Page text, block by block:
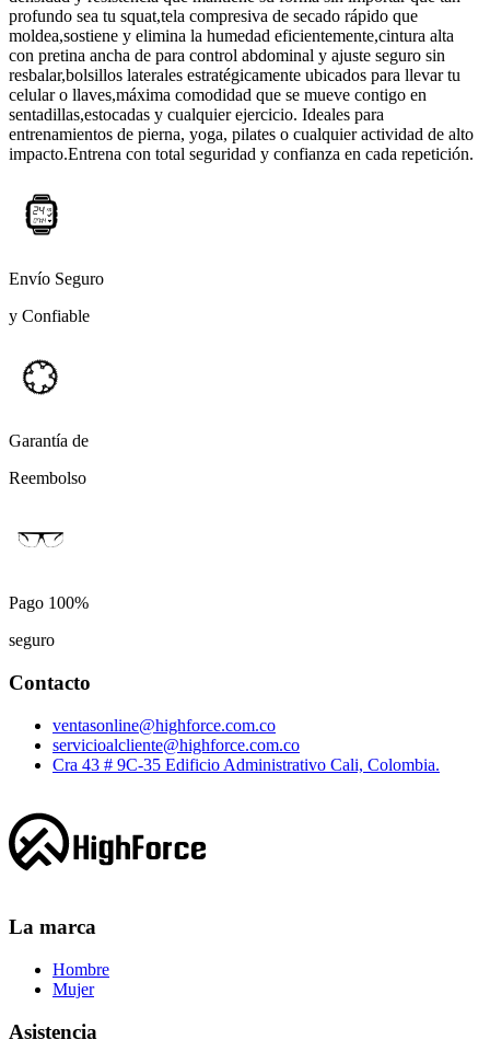
profundo sea tu squat,tela compresiva de secado rápido que
moldea,sostiene y elimina la humedad eficientemente,cintura alta
con pretina ancha de para control abdominal y ajuste seguro sin
resbalar,bolsillos laterales estratégicamente ubicados para llevar tu
celular o llaves,máxima comodidad que se mueve contigo en
sentadillas,estocadas y cualquier ejercicio. Ideales para
entrenamientos de pierna, yoga, pilates o cualquier actividad de alto
impacto.Entrena con total seguridad y confianza en cada repetición.
Envío Seguro
y Confiable
Garantía de
Reembolso
Pago 100%
seguro
Contacto
ventasonline@highforce.com.co
servicioalcliente@highforce.com.co
Cra 43 # 9C-35 Edificio Administrativo Cali, Colombia.
La marca
Hombre
Mujer
Asistencia